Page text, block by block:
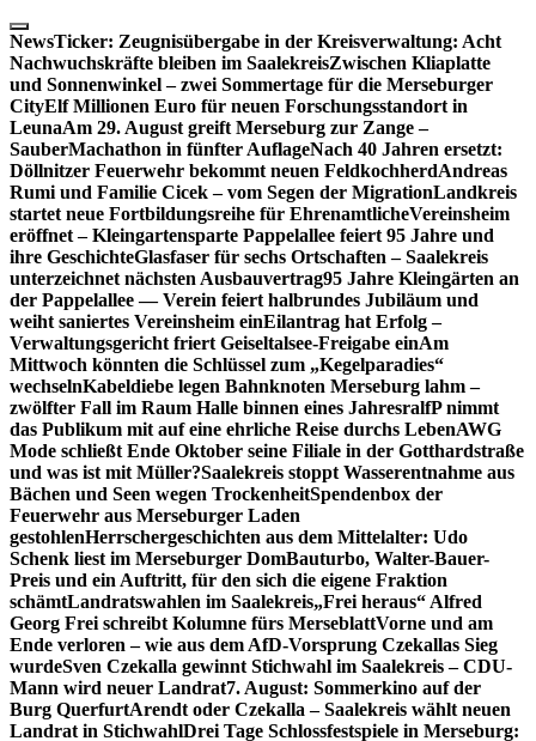
Skip
to
content
NewsTicker: Zeugnisübergabe in der Kreisverwaltung: Acht
Nachwuchskräfte bleiben im SaalekreisZwischen Kliaplatte
und Sonnenwinkel – zwei Sommertage für die Merseburger
CityElf Millionen Euro für neuen Forschungsstandort in
LeunaAm 29. August greift Merseburg zur Zange –
SauberMachathon in fünfter AuflageNach 40 Jahren ersetzt:
Döllnitzer Feuerwehr bekommt neuen FeldkochherdAndreas
Rumi und Familie Cicek – vom Segen der MigrationLandkreis
startet neue Fortbildungsreihe für EhrenamtlicheVereinsheim
eröffnet – Kleingartensparte Pappelallee feiert 95 Jahre und
ihre GeschichteGlasfaser für sechs Ortschaften – Saalekreis
unterzeichnet nächsten Ausbauvertrag95 Jahre Kleingärten an
der Pappelallee — Verein feiert halbrundes Jubiläum und
weiht saniertes Vereinsheim einEilantrag hat Erfolg –
Verwaltungsgericht friert Geiseltalsee-Freigabe einAm
Mittwoch könnten die Schlüssel zum „Kegelparadies“
wechselnKabeldiebe legen Bahnknoten Merseburg lahm –
zwölfter Fall im Raum Halle binnen eines JahresralfP nimmt
das Publikum mit auf eine ehrliche Reise durchs LebenAWG
Mode schließt Ende Oktober seine Filiale in der Gotthardstraße
und was ist mit Müller?Saalekreis stoppt Wasserentnahme aus
Bächen und Seen wegen TrockenheitSpendenbox der
Feuerwehr aus Merseburger Laden
gestohlenHerrschergeschichten aus dem Mittelalter: Udo
Schenk liest im Merseburger DomBauturbo, Walter-Bauer-
Preis und ein Auftritt, für den sich die eigene Fraktion
schämtLandratswahlen im Saalekreis„Frei heraus“ Alfred
Georg Frei schreibt Kolumne fürs MerseblattVorne und am
Ende verloren – wie aus dem AfD-Vorsprung Czekallas Sieg
wurdeSven Czekalla gewinnt Stichwahl im Saalekreis – CDU-
Mann wird neuer Landrat7. August: Sommerkino auf der
Burg QuerfurtArendt oder Czekalla – Saalekreis wählt neuen
Landrat in StichwahlDrei Tage Schlossfestspiele in Merseburg: